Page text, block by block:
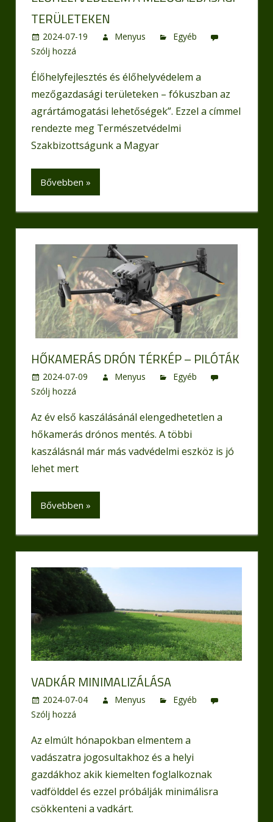
TERÜLETEKEN
2024-07-19 Menyus
Egyéb
Szólj hozzá
Élőhelyfejlesztés és élőhelyvédelem a
mezőgazdasági területeken – fókuszban az
agrártámogatási lehetőségek”. Ezzel a címmel
rendezte meg Természetvédelmi
Szakbizottságunk a Magyar
Bővebben »
HŐKAMERÁS DRÓN TÉRKÉP – PILÓTÁK
2024-07-09 Menyus
Egyéb
Szólj hozzá
Az év első kaszálásánál elengedhetetlen a
hőkamerás drónos mentés. A többi
kaszálásnál már más vadvédelmi eszköz is jó
lehet mert
Bővebben »
VADKÁR MINIMALIZÁLÁSA
2024-07-04 Menyus
Egyéb
Szólj hozzá
Az elmúlt hónapokban elmentem a
vadászatra jogosultakhoz és a helyi
gazdákhoz akik kiemelten foglalkoznak
vadfölddel és ezzel próbálják minimálisra
csökkenteni a vadkárt.